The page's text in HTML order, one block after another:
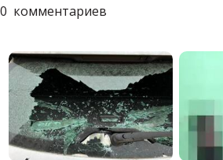
0 комментариев